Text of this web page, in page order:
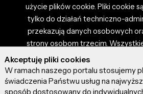
użycie plików cookie. Pliki cookie
tylko do działań techniczno-
przekazują danych osobowych
strony osobom trzecim.
zdjęciami i materiałami
własnością użytkowników.
portalu nie ponosi
Akceptuję pliki cookies
W ramach naszego portalu stosujemy
świadczenia Państwu usług na
sposób dostosowany do